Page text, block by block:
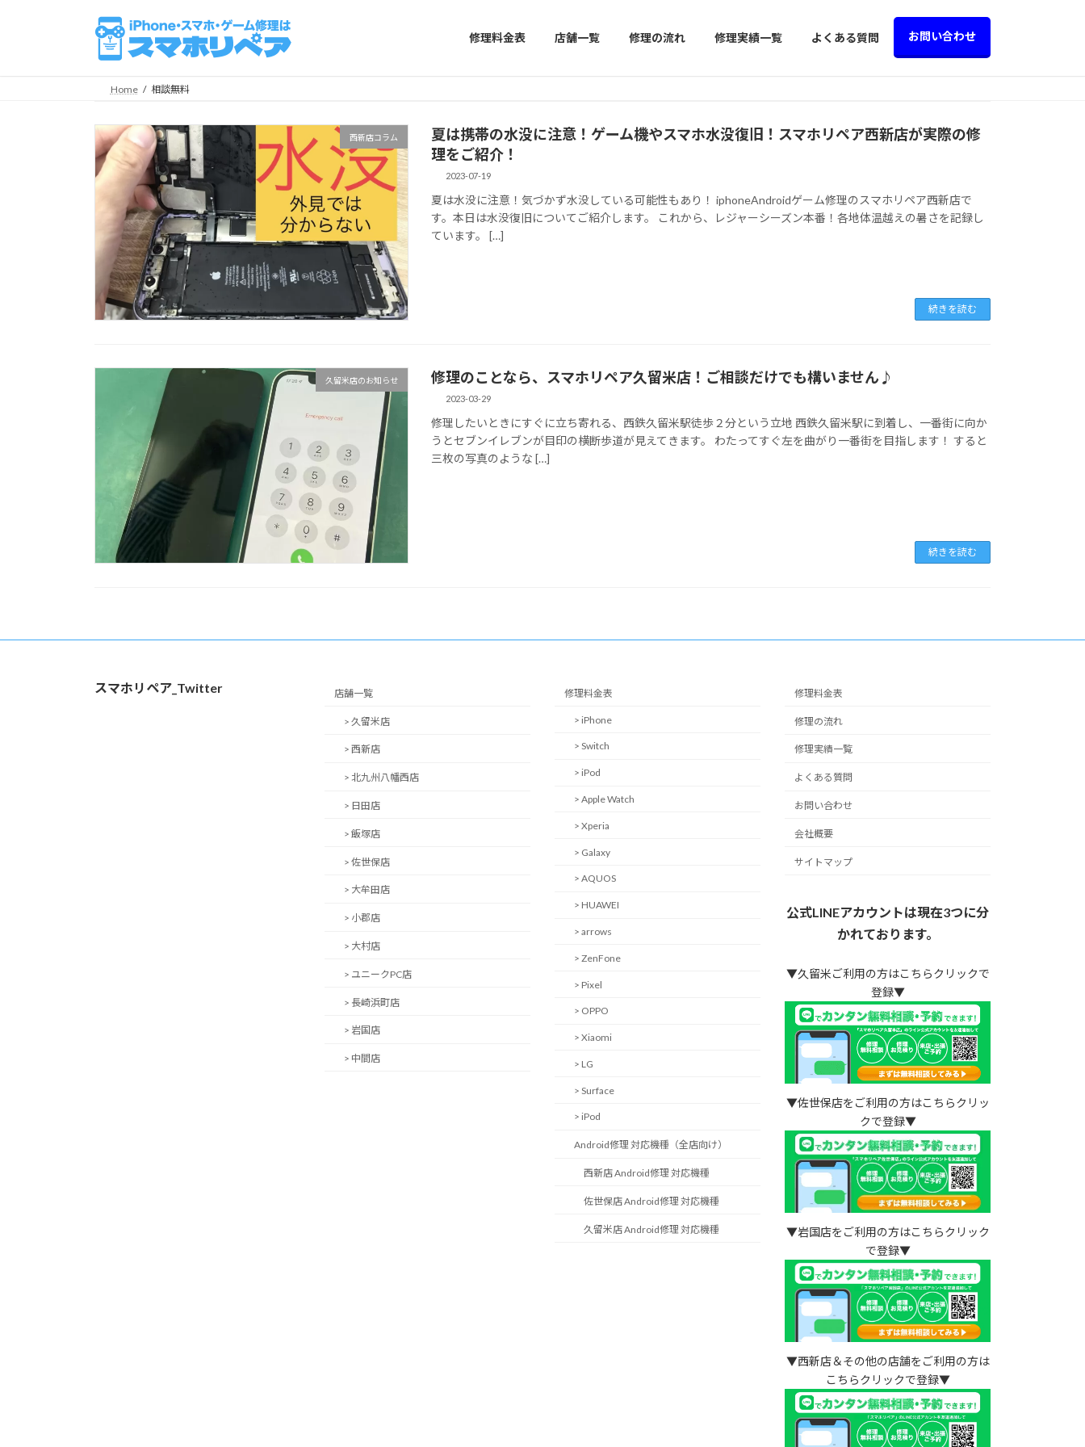
修理料金表 店舗一覧 修理の流れ 修理実績一覧 よくある質問 お問い合わせ
Home 相談無料
西新店コラム
夏は携帯の水没に注意！ゲーム機やスマホ水没復旧！スマホリペア西新店が実際の修
理をご紹介！
2023-07-19
夏は水没に注意！気づかず水没している可能性もあり！ iphoneAndroidゲーム修理のスマホリペア西新店で
す。本日は水没復旧についてご紹介します。 これから、レジャーシーズン本番！各地体温越えの暑さを記録し
ています。 […]
続きを読む
久留米店のお知らせ 修理のことなら、スマホリペア久留米店！ご相談だけでも構いません♪
2023-03-29
修理したいときにすぐに立ち寄れる、西鉄久留米駅徒歩２分という立地 西鉄久留米駅に到着し、一番街に向か
うとセブンイレブンが目印の横断歩道が見えてきます。 わたってすぐ左を曲がり一番街を目指します！ すると
三枚の写真のような […]
続きを読む
スマホリペア_Twitter 店舗一覧
> 久留米店
> 西新店
> 北九州八幡西店
> 日田店
> 飯塚店
> 佐世保店
> 大牟田店
> 小郡店
> 大村店
> ユニークPC店
> 長崎浜町店
> 岩国店
> 中間店
修理料金表
> iPhone
> Switch
> iPod
> Apple Watch
> Xperia
> Galaxy
> AQUOS
> HUAWEI
> arrows
> ZenFone
> Pixel
> OPPO
> Xiaomi
> LG
> Surface
> iPod
Android修理 対応機種（全店向け）
西新店 Android修理 対応機種
佐世保店 Android修理 対応機種
久留米店 Android修理 対応機種
修理料金表
修理の流れ
修理実績一覧
よくある質問
お問い合わせ
会社概要
サイトマップ
公式LINEアカウントは現在3つに分
かれております。
▼久留米ご利用の方はこちらクリックで
登録▼
▼佐世保店をご利用の方はこちらクリッ
クで登録▼
▼岩国店をご利用の方はこちらクリック
で登録▼
▼西新店＆その他の店舗をご利用の方は
こちらクリックで登録▼